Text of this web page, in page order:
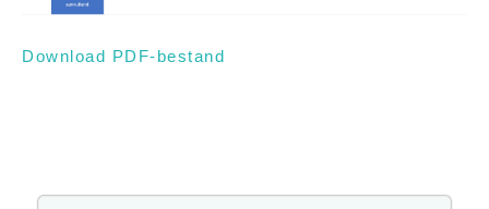
Download PDF-bestand